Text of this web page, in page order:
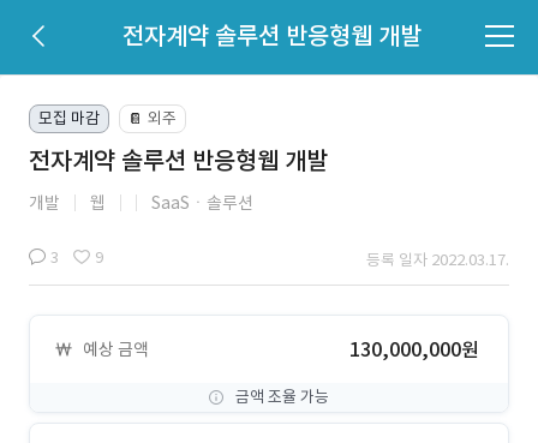
전자계약 솔루션 반응형웹 개발
모집 마감 📔 외주
전자계약 솔루션 반응형웹 개발
개발 웹 SaaSㆍ솔루션
3 9 등록 일자 2022.03.17.
예상 금액 130,000,000원
금액 조율 가능